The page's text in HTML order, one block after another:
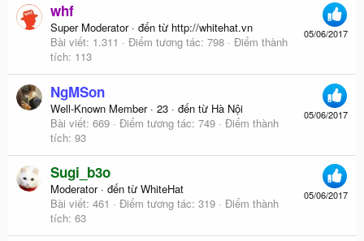
05/06/2017
whf
Super Moderator · đến từ http://whitehat.vn
Bài viết 1.311 Điểm tương tác 798
Điểm thành
tích 113
05/06/2017
NgMSon
Well-Known Member · 23 · đến từ Hà Nội
Bài viết 669 Điểm tương tác 749
Điểm thành
tích 93
05/06/2017
Sugi_b3o
Moderator · đến từ WhiteHat
Bài viết 461 Điểm tương tác 319
Điểm thành
tích 63